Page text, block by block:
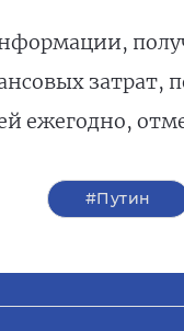
затрат,
ежегодно,
#Путин